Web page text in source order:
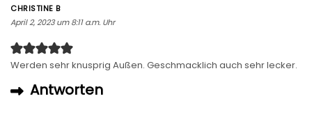
CHRISTINE B
April 2, 2023 um 8:11 a.m. Uhr
Werden sehr knusprig Außen. Geschmacklich auch sehr lecker.
Antworten